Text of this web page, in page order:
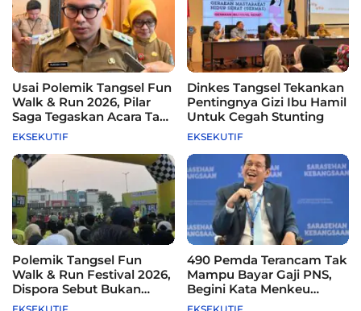
Usai Polemik Tangsel Fun
Walk & Run 2026, Pilar
Saga Tegaskan Acara Tak
Difasilitasi Pemkot
EKSEKUTIF
Dinkes Tangsel Tekankan
Pentingnya Gizi Ibu Hamil
Untuk Cegah Stunting
EKSEKUTIF
Polemik Tangsel Fun
Walk & Run Festival 2026,
Dispora Sebut Bukan
Agenda Pemkot
490 Pemda Terancam Tak
Mampu Bayar Gaji PNS,
Begini Kata Menkeu
Purbaya